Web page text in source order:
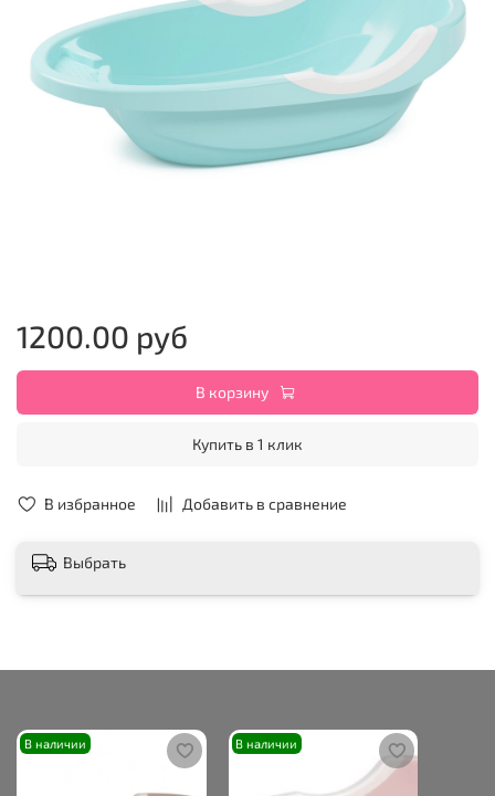
В избранное Добавить в сравнение
1200.00 руб
В корзину
Купить в 1 клик
Выбрать
В наличии В наличии